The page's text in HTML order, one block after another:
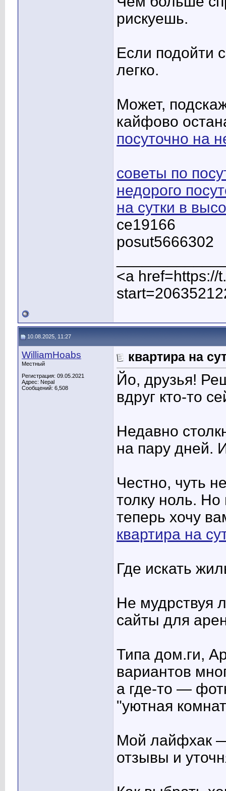
рискуешь.
Если подойти
легко.
Может,
кайфово
посуточно на
советы по
недорого
на сутки в
ce19166
posut5666302
<a href=https://
10.08.2025, 11:27
WilliamHoabs
Местный
Регистрация: 09.05.2021
Адрес: Nepal
Сообщений: 6,508
квартира на
Йо, друзья!
вдруг кто-то
Недавно
на пару дней.
Честно, чуть
толку ноль.
теперь хочу
квартира на
Где искать
Не мудрствуя
сайты для
Типа дом.ги,
вариантов
а где-то —
"уютная
Мой лайфхак
отзывы и